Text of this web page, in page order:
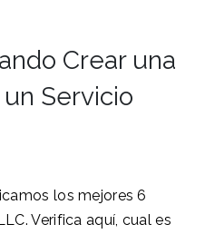
Crear una
Servicio
los mejores 6
Verifica aquí, cual es